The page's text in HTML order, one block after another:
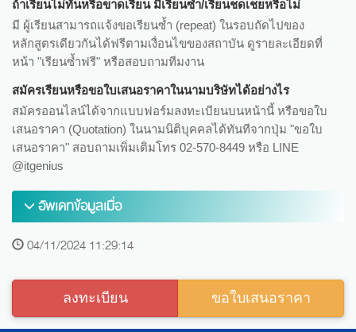
ถ้าเรียนไม่ทันหรือขาดเรียน มีเรียนซ้ำ/เรียนชดเชยหรือไม่
มี ผู้เรียนสามารถแจ้งขอเรียนซ้ำ (repeat) ในรอบถัดไปของ
หลักสูตรเดียวกันได้ฟรีตามเงื่อนไขของสถาบัน ดูรายละเอียดที่
หน้า "เรียนซ้ำฟรี" หรือสอบถามทีมงาน
สมัครเรียนหรือขอใบเสนอราคาในนามบริษัทได้อย่างไร
สมัครออนไลน์ได้จากแบบฟอร์มลงทะเบียนบนหน้านี้ หรือขอใบ
เสนอราคา (Quotation) ในนามนิติบุคคลได้ทันทีจากปุ่ม "ขอใบ
เสนอราคา" สอบถามเพิ่มเติมโทร 02-570-8449 หรือ LINE
@itgenius
อัพเดทข้อมูลเมื่อ
04/11/2024 11:29:14
ลงทะเบียน ขอใบเสนอราคา